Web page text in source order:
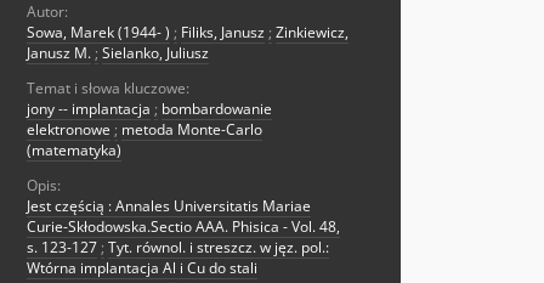
Autor:
Sowa, Marek (1944- ) ; Filiks, Janusz ; Zinkiewicz,
Janusz M. ; Sielanko, Juliusz
Temat i słowa kluczowe:
jony -- implantacja ; bombardowanie
elektronowe ; metoda Monte-Carlo
(matematyka)
Opis:
Jest częścią : Annales Universitatis Mariae
Curie-Skłodowska.Sectio AAA. Phisica - Vol. 48,
s. 123-127 ; Tyt. równol. i streszcz. w jęz. pol.:
Wtórna implantacja Al i Cu do stali